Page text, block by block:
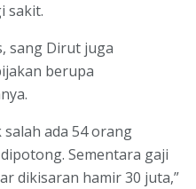
sakit.
sang Dirut juga
berupa
salah ada 54 orang
Sementara gaji
dikisaran hamir 30 juta,”